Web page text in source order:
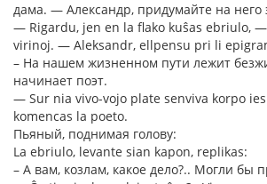
дама. — Александр, придумайте на него
— Rigardu, jen en la flako kuŝas ebriulo,
virinoj. — Aleksandr, ellpensu pri li
– На нашем жизненном пути лежит
начинает поэт.
— Sur nia vivo-vojo plate senviva korpo ies
komencas la poeto.
Пьяный, поднимая голову:
La ebriulo, levante sian kapon, replikas:
– А вам, козлам, какое дело?.. Могли бы